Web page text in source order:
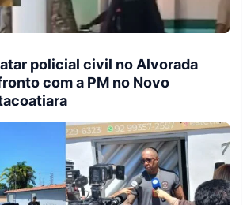
policial civil no Alvorada
com a PM no Novo